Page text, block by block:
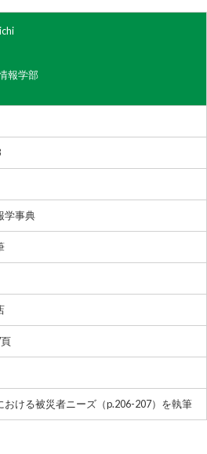
報学部
学事典
おける被災者ニーズ（p.206-207）を執筆